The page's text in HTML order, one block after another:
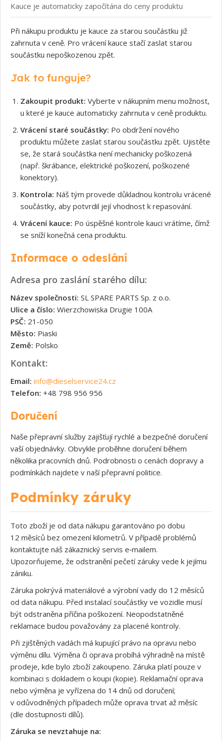
Kauce je automaticky započítána do ceny produktu
Při nákupu produktu je kauce za starou součástku již
zahrnuta v ceně. Pro vrácení kauce stačí zaslat starou
součástku nepoškozenou zpět.
Jak to funguje?
Zakoupit produkt: Vyberte v nákupním menu možnost,
u které je kauce automaticky zahrnuta v ceně produktu.
Vrácení staré součástky: Po obdržení nového
produktu můžete zaslat starou součástku zpět. Ujistěte
se, že stará součástka není mechanicky poškozená
(např. škrábance, elektrické poškození, poškozené
konektory).
Kontrola: Náš tým provede důkladnou kontrolu vrácené
součástky, aby potvrdil její vhodnost k repasování.
Vrácení kauce: Po úspěšné kontrole kauci vrátíme, čímž
se sníží konečná cena produktu.
Informace o odeslání
Adresa pro zaslání starého dílu:
Název společnosti: SL SPARE PARTS Sp. z o.o.
Ulice a číslo: Wierzchowiska Drugie 100A
PSČ: 21-050
Město: Piaski
Země: Polsko
Kontakt:
Email: info@dieselservice24.cz
Telefon: +48 798 956 956
Doručení
Naše přepravní služby zajišťují rychlé a bezpečné doručení
vaší objednávky. Obvykle proběhne doručení během
několika pracovních dnů. Podrobnosti o cenách dopravy a
podmínkách najdete v naší přepravní politice.
Podmínky záruky
Toto zboží je od data nákupu garantováno po dobu
12 měsíců bez omezení kilometrů. V případě problémů
kontaktujte náš zákaznický servis e‑mailem.
Upozorňujeme, že odstranění pečetí záruky vede k jejímu
zániku.
Záruka pokrývá materiálové a výrobní vady do 12 měsíců
od data nákupu. Před instalací součástky ve vozidle musí
být odstraněna příčina poškození. Neopodstatněné
reklamace budou považovány za placené kontroly.
Při zjištěných vadách má kupující právo na opravu nebo
výměnu dílu. Výměna či oprava probíhá výhradně na místě
prodeje, kde bylo zboží zakoupeno. Záruka platí pouze v
kombinaci s dokladem o koupi (kopie). Reklamační oprava
nebo výměna je vyřízena do 14 dnů od doručení;
v odůvodněných případech může oprava trvat až měsíc
(dle dostupnosti dílů).
Záruka se nevztahuje na: